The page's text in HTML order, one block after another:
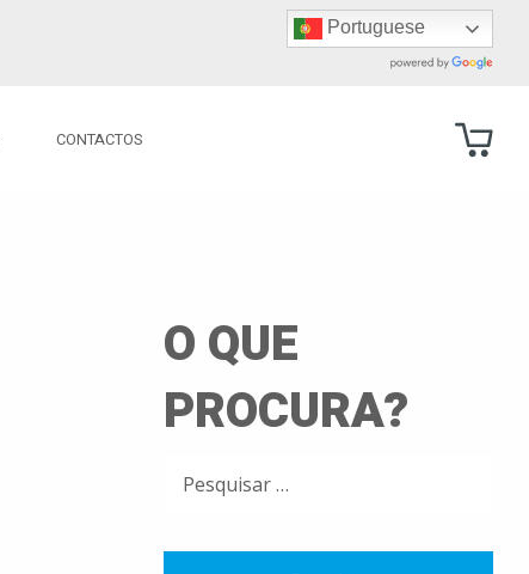
Portuguese
CONTACTOS
O QUE
PROCURA?
POR: